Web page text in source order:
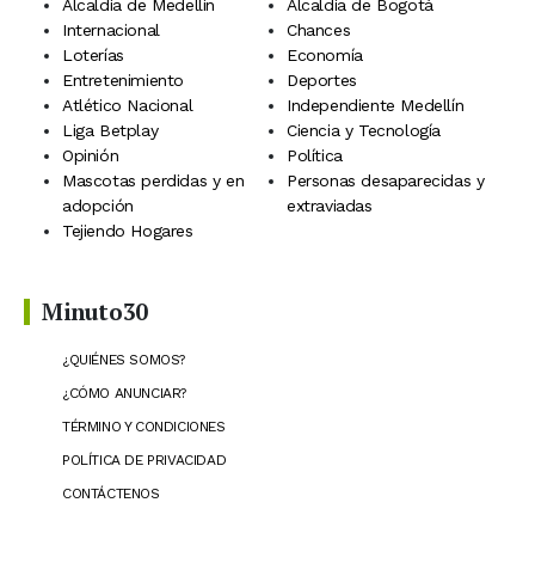
Alcaldía de Medellín
Alcaldía de Bogotá
Internacional
Chances
Loterías
Economía
Entretenimiento
Deportes
Atlético Nacional
Independiente Medellín
Liga Betplay
Ciencia y Tecnología
Opinión
Política
Mascotas perdidas y en
adopción
Personas desaparecidas y
extraviadas
Tejiendo Hogares
Minuto30
¿QUIÉNES SOMOS?
¿CÓMO ANUNCIAR?
TÉRMINO Y CONDICIONES
POLÍTICA DE PRIVACIDAD
CONTÁCTENOS